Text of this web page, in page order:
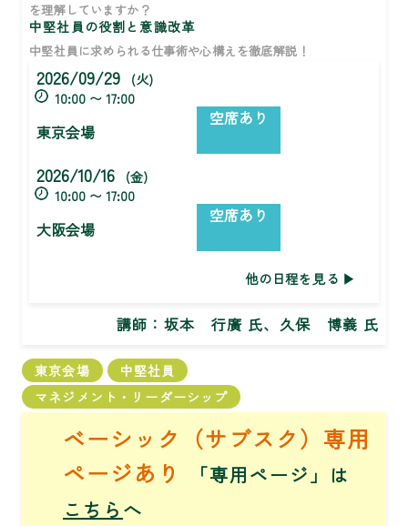
を理解していますか？
中堅社員の役割と意識改革
中堅社員に求められる仕事術や心構えを徹底解説！
2026/09/29
(火)
10:00 〜 17:00
東京会場
空席あり
2026/10/16
(金)
10:00 〜 17:00
大阪会場
空席あり
他の日程を見る
講師： 坂本 行廣 氏、久保 博義 氏
東京会場
中堅社員
マネジメント・リーダーシップ
ベーシック（サブスク）専用
ページあり
「専用ページ」は
こちら へ